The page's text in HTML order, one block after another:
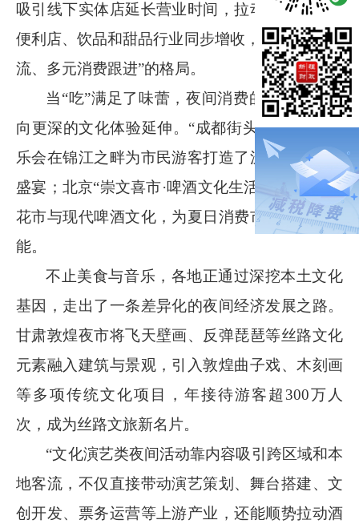
吸引线下实体店延长营业时间，拉动本地商超、
便利店、饮品和甜品行业同步增收，形成“美食引
流、多元消费跟进”的格局。
当“吃”满足了味蕾，夜间消费的下一站正在
向更深的文化体验延伸。“成都街头音浪”系列音
乐会在锦江之畔为市民游客打造了沉浸式的音乐
盛宴；北京“崇文喜市·啤酒文化生活节”融合百年
花市与现代啤酒文化，为夏日消费市场注入新动
能。
不止美食与音乐，各地正通过深挖本土文化
基因，走出了一条差异化的夜间经济发展之路。
甘肃敦煌夜市将飞天壁画、反弹琵琶等丝路文化
元素融入建筑与景观，引入敦煌曲子戏、木刻画
等多项传统文化项目，年接待游客超 300万人
次，成为丝路文旅新名片。
“文化演艺类夜间活动靠内容吸引跨区域和本
地客流，不仅直接带动演艺策划、舞台搭建、文
创开发、票务运营等上游产业，还能顺势拉动酒